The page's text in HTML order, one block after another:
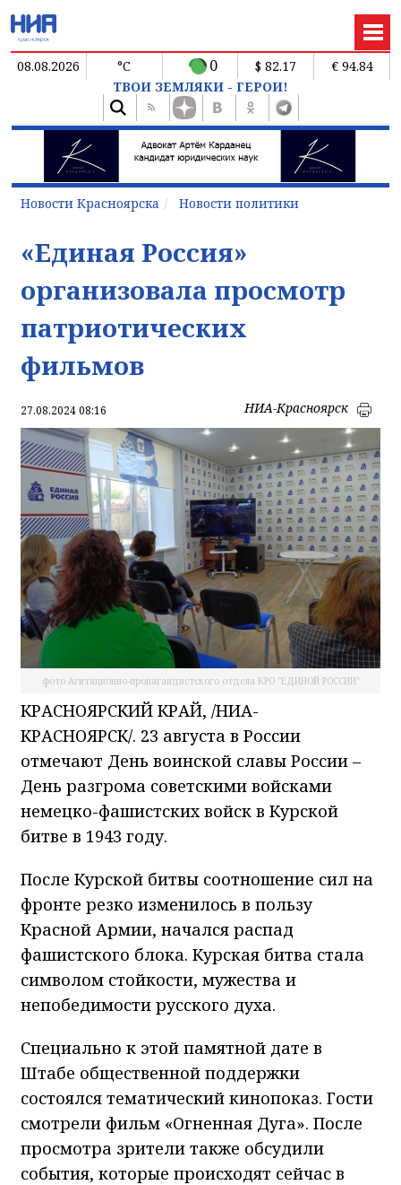
08.08.2026 °C 0 $ 82.17
€ 94.84
ТВОИ ЗЕМЛЯКИ - ГЕРОИ!
Новости Красноярска Новости политики
«Единая Россия»
организовала просмотр
патриотических
фильмов
27.08.2024 08:16 НИА-Красноярск
фото Агитационно-пропагандистского отдела КРО "ЕДИНОЙ РОССИИ"
КРАСНОЯРСКИЙ КРАЙ, /НИА-
КРАСНОЯРСК/. 23 августа в России
отмечают День воинской славы России –
День разгрома советскими войсками
немецко-фашистских войск в Курской
битве в 1943 году.
После Курской битвы соотношение сил на
фронте резко изменилось в пользу
Красной Армии, начался распад
фашистского блока. Курская битва стала
символом стойкости, мужества и
непобедимости русского духа.
Специально к этой памятной дате в
Штабе общественной поддержки
состоялся тематический кинопоказ. Гости
смотрели фильм «Огненная Дуга». После
просмотра зрители также обсудили
события, которые происходят сейчас в